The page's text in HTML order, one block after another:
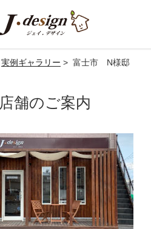
実例ギャラリー > 富士市 N様邸
店舗のご案内